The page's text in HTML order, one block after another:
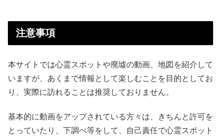
注意事項
本サイトでは心霊スポットや廃墟の動画、地図を紹介して
いますが、あくまで情報として楽しむことを目的としてお
り、実際に訪れることは推奨しておりません。
基本的に動画をアップされている方々は、きちんと許可を
とっていたり、下調べ等をして、自己責任で心霊スポット